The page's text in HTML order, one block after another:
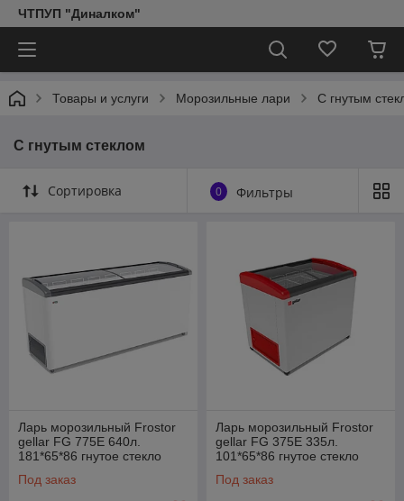
ЧТПУП "Диналком"
Товары и услуги Морозильные лари С гнутым
С гнутым стеклом
Сортировка 0 Фильтры
Ларь морозильный Frostor
gellar FG 775E 640л.
181*65*86 гнутое стекло
Под заказ
Ларь морозильный Frostor
gellar FG 375E 335л.
101*65*86 гнутое стекло
Под заказ